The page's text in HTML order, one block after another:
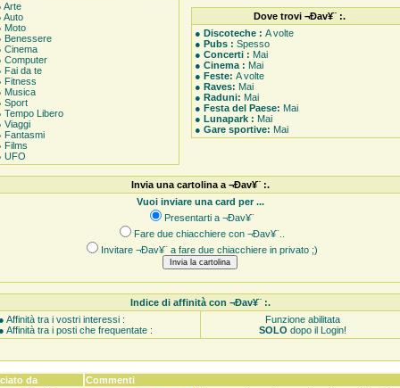
Arte
Auto
Moto
Benessere
Cinema
Computer
Fai da te
Fitness
Musica
Sport
Tempo Libero
Viaggi
Fantasmi
Films
UFO
Dove trovi ¬Ðav¥¨ :.
● Discoteche : A volte
● Pubs : Spesso
● Concerti : Mai
● Cinema : Mai
● Feste: A volte
● Raves: Mai
● Raduni: Mai
● Festa del Paese: Mai
● Lunapark : Mai
● Gare sportive: Mai
Invia una cartolina a ¬Ðav¥¨ :.
Vuoi inviare una card per ...
Presentarti a ¬Ðav¥¨
Fare due chiacchiere con ¬Ðav¥¨..
Invitare ¬Ðav¥¨ a fare due chiacchiere in privato ;)
Indice di affinità con ¬Ðav¥¨ :.
Affinità tra i vostri interessi :
Affinità tra i posti che frequentate :
Funzione abilitata
SOLO dopo il Login!
da
Commenti